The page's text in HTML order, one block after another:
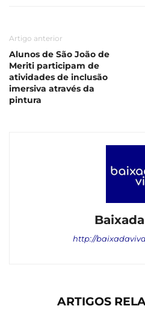
Artigo anterior
Alunos de São João de
Meriti participam de
atividades de inclusão
imersiva através da
pintura
http://
ARTIGOS